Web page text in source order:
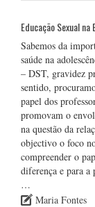
Educação Sexual na
Sabemos da
saúde na
– DST, gravidez
sentido,
papel dos
promovam o
na questão da
objectivo o foco
compreender o
diferença e para a
…
Maria Fontes